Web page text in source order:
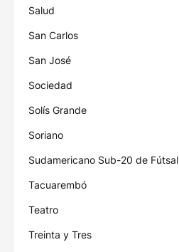
Salud
San Carlos
San José
Sociedad
Solís Grande
Soriano
Sudamericano Sub-20 de Fútsal
Tacuarembó
Teatro
Treinta y Tres